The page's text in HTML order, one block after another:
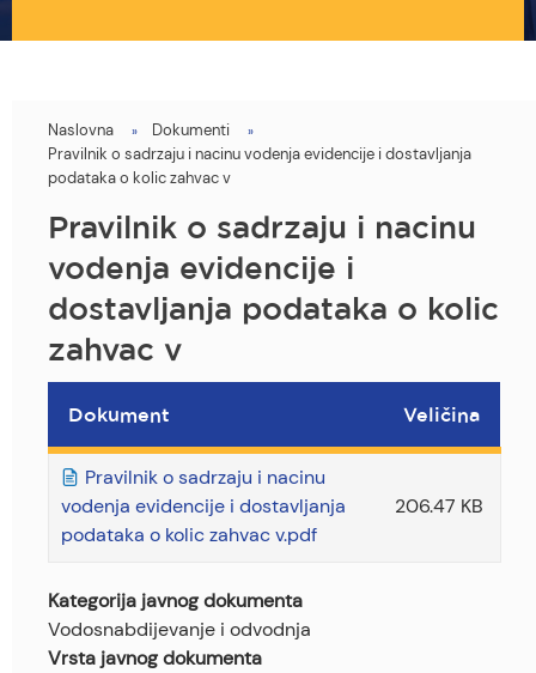
You
are
here
Naslovna
Dokumenti
Pravilnik o sadrzaju i nacinu vodenja evidencije i dostavljanja
podataka o kolic zahvac v
Pravilnik o sadrzaju i nacinu
vodenja evidencije i
dostavljanja podataka o kolic
zahvac v
Dokument Veličina
Pravilnik o sadrzaju i nacinu
vodenja evidencije i dostavljanja
podataka o kolic zahvac v.pdf
206.47 KB
Kategorija javnog dokumenta
Vodosnabdijevanje i odvodnja
Vrsta javnog dokumenta